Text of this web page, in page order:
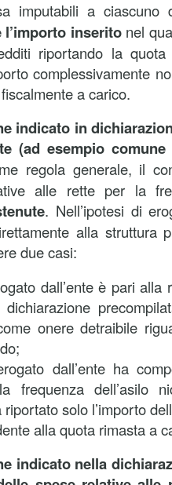
imputabili a ciascuno
inserito nel
riportando la
complessivamente
a carico.
indicato in
(ad esempio comune
regola generale, il
alle rette per la
. Nell’ipotesi di
alla struttura
due casi:
dall’ente è pari alla
dichiarazione
onere detraibile
dall’ente ha
frequenza dell’asilo
solo l’importo
alla quota rimasta a
indicato nella